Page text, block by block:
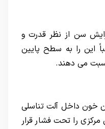
سن از نظر قدرت و
این را به سطح پایین
می دهند.
خون داخل آلت تناسلی
را تحت فشار قرار